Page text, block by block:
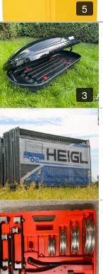
5
3